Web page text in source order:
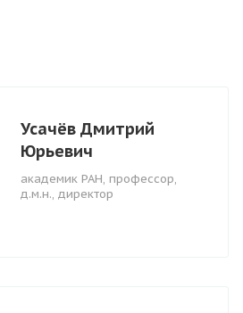
Усачёв Дмитрий
Юрьевич
академик РАН, профессор,
д.м.н., директор